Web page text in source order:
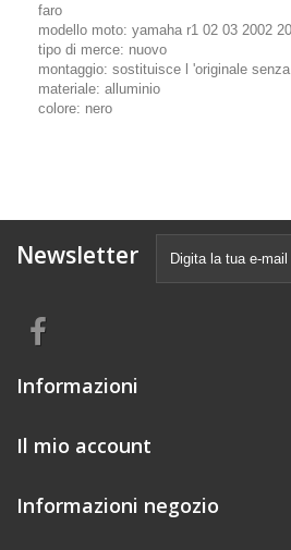
faro
modello moto: yamaha r1 02 03 2002
tipo di merce: nuovo
montaggio: sostituisce l 'originale
materiale: alluminio
colore: nero
Newsletter
Informazioni
Il mio account
Informazioni negozio